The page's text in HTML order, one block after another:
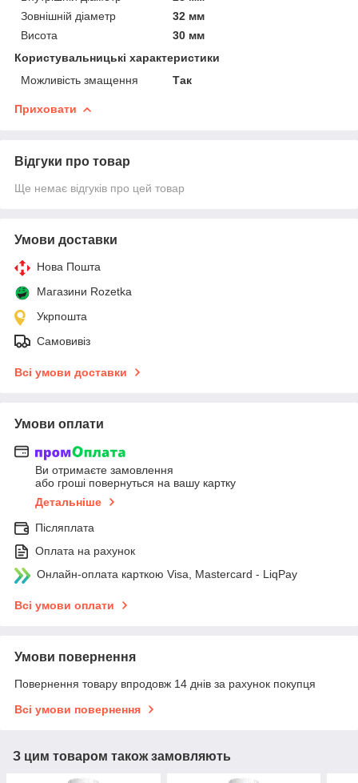
Зовнішній діаметр
32 мм
Висота
30 мм
Користувальницькі характеристики
Можливість змащення
Так
Приховати
Відгуки про товар
Ще немає відгуків про цей товар
Умови доставки
Нова Пошта
Магазини Rozetka
Укрпошта
Самовивіз
Всі умови доставки
Умови оплати
Ви отримаєте замовлення
або гроші повернуться на вашу картку
Детальніше
Післяплата
Оплата на рахунок
Онлайн-оплата карткою Visa, Mastercard - LiqPay
Всі умови оплати
Умови повернення
Повернення товару впродовж 14 днів за рахунок покупця
Всі умови повернення
З цим товаром також замовляють